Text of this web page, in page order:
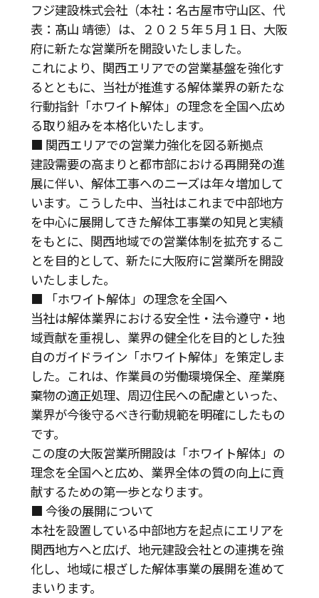
フジ建設株式会社（本社：名古屋市守山区、代
表：髙山 靖徳）は、２０２５年５月１日、大阪
府に新たな営業所を開設いたしました。
これにより、関西エリアでの営業基盤を強化す
るとともに、当社が推進する解体業界の新たな
行動指針「ホワイト解体」の理念を全国へ広め
る取り組みを本格化いたします。
■ 関西エリアでの営業力強化を図る新拠点
建設需要の高まりと都市部における再開発の進
展に伴い、解体工事へのニーズは年々増加して
います。こうした中、当社はこれまで中部地方
を中心に展開してきた解体工事業の知見と実績
をもとに、関西地域での営業体制を拡充するこ
とを目的として、新たに大阪府に営業所を開設
いたしました。
■ 「ホワイト解体」の理念を全国へ
当社は解体業界における安全性・法令遵守・地
域貢献を重視し、業界の健全化を目的とした独
自のガイドライン「ホワイト解体」を策定しま
した。これは、作業員の労働環境保全、産業廃
棄物の適正処理、周辺住民への配慮といった、
業界が今後守るべき行動規範を明確にしたもの
です。
この度の大阪営業所開設は「ホワイト解体」の
理念を全国へと広め、業界全体の質の向上に貢
献するための第一歩となります。
■ 今後の展開について
本社を設置している中部地方を起点にエリアを
関西地方へと広げ、地元建設会社との連携を強
化し、地域に根ざした解体事業の展開を進めて
まいります。